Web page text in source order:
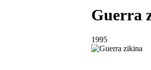
Guerra
1995